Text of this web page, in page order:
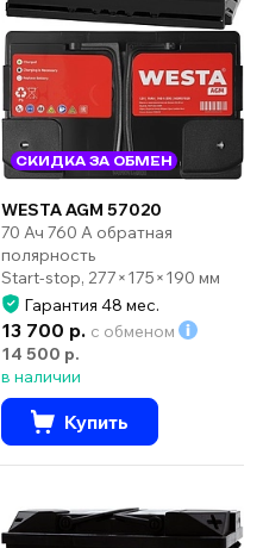
СКИДКА ЗА ОБМЕН
WESTA AGM 57020
70 Ач 760 А обратная
полярность
Start-stop, 277×175×190 мм
Гарантия 48 мес.
13 700 р. с обменом
14 500 р.
в наличии
Купить